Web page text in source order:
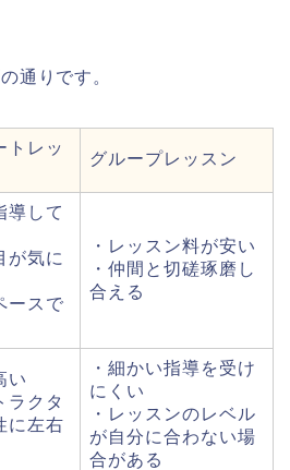
通りです。
トレッ
グループレッスン
導して
が気に
ースで
・レッスン料が安い
・仲間と切磋琢磨し
合える
い
ラクタ
に左右
・細かい指導を受け
にくい
・レッスンのレベル
が自分に合わない場
合がある